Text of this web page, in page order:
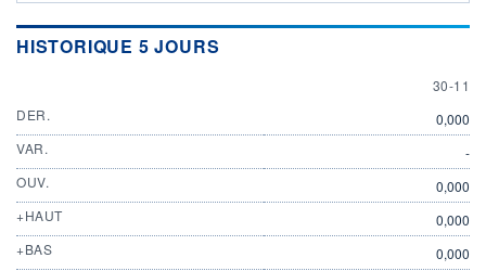
HISTORIQUE 5 JOURS
30
30-11
DER.
0,000
VAR.
-
OUV.
0,000
+HAUT
0,000
+BAS
0,000